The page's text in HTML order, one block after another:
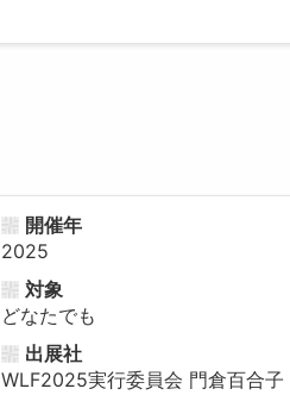
開催年
2025
対象
どなたでも
出展社
WLF2025実行委員会 門倉百合子